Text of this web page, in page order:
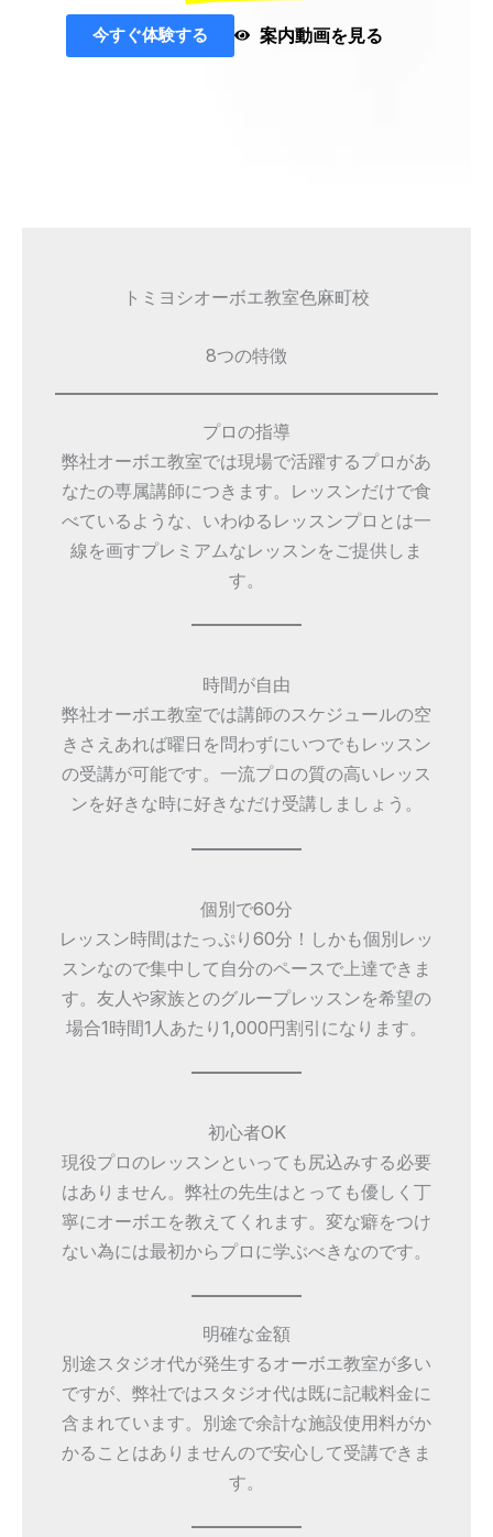
今すぐ体験する 案内動画を見る
トミヨシオーボエ教室色麻町校
8つの特徴
プロの指導
弊社オーボエ教室では現場で活躍するプロがあ
なたの専属講師につきます。レッスンだけで食
べているような、いわゆるレッスンプロとは一
線を画すプレミアムなレッスンをご提供しま
す。
時間が自由
弊社オーボエ教室では講師のスケジュールの空
きさえあれば曜日を問わずにいつでもレッスン
の受講が可能です。一流プロの質の高いレッス
ンを好きな時に好きなだけ受講しましょう。
個別で60分
レッスン時間はたっぷり60分！しかも個別レッ
スンなので集中して自分のペースで上達できま
す。友人や家族とのグループレッスンを希望の
場合1時間1人あたり1,000円割引になります。
初心者OK
現役プロのレッスンといっても尻込みする必要
はありません。弊社の先生はとっても優しく丁
寧にオーボエを教えてくれます。変な癖をつけ
ない為には最初からプロに学ぶべきなのです。
明確な金額
別途スタジオ代が発生するオーボエ教室が多い
ですが、弊社ではスタジオ代は既に記載料金に
含まれています。別途で余計な施設使用料がか
かることはありませんので安心して受講できま
す。